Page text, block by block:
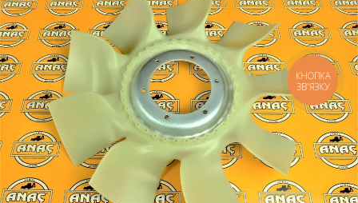
КНОПКА
ЗВ'ЯЗКУ